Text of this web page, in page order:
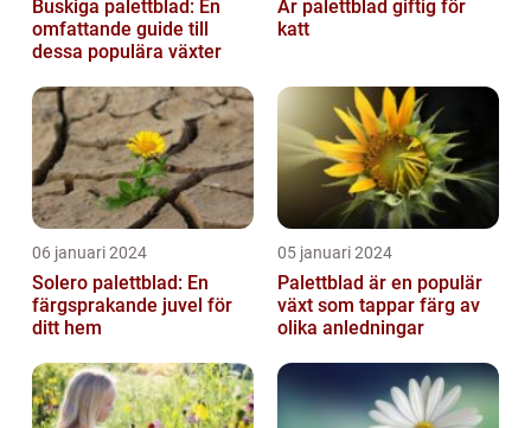
Buskiga palettblad: En
omfattande guide till
dessa populära växter
Är palettblad giftig för
katt
06 januari 2024
Solero palettblad: En
färgsprakande juvel för
ditt hem
05 januari 2024
Palettblad är en populär
växt som tappar färg av
olika anledningar